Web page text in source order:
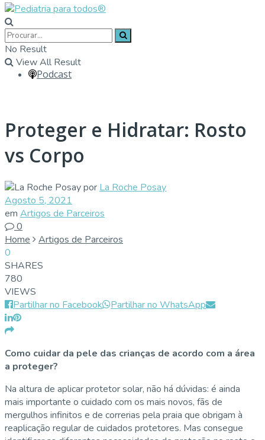
Contactos
Podcast
No Result
View All Result
Proteger e Hidratar: Rosto
vs Corpo
por La Roche Posay
Agosto 5, 2021
em Artigos de Parceiros
0
Home
Artigos de Parceiros
0
SHARES
780
VIEWS
Partilhar no Facebook
Partilhar no WhatsApp
Como cuidar da pele das crianças de acordo com a área
a proteger?
Na altura de aplicar protetor solar, não há dúvidas: é ainda
mais importante o cuidado com os mais novos, fãs de
mergulhos infinitos e de correrias pela praia que obrigam à
reaplicação regular de cuidados protetores. Mas consegue